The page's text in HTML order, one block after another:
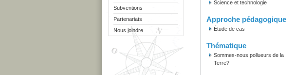
Subventions
Partenariats
Nous joindre
Science et technologie
Approche pédagogique
Étude de cas
Thématique
Sommes-nous pollueurs de la
Terre?